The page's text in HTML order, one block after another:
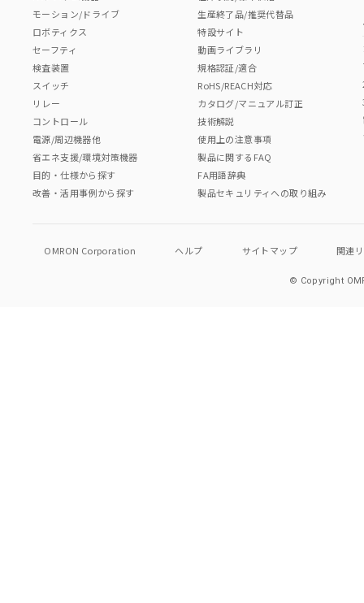
モーション/ドライブ
ロボティクス
セーフティ
検査装置
スイッチ
リレー
コントロール
電源/周辺機器他
省エネ支援/環境対策機器
目的・仕様から探す
改善・活用事例から探す
生産終了品/推奨代替品
特設サイト
動画ライブラリ
規格認証/適合
RoHS/REACH対応
カタログ/マニュアル訂正
技術解説
使用上の注意事項
製品に関するFAQ
FA用語辞典
製品セキュリティへの取り組み
OMRON Corporation ヘルプ サイトマップ 関連
© Copyright